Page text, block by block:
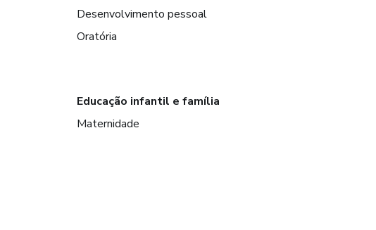
Desenvolvimento pessoal
Oratória
Educação infantil e família
Maternidade